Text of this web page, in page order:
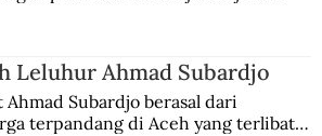
Leluhur Ahmad Subardjo
Ahmad Subardjo berasal dari
terpandang di Aceh yang terlibat